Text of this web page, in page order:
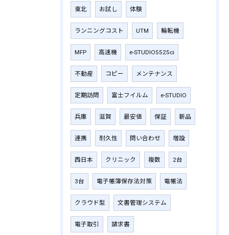
東北 お試し 体験
ランニングコスト UTM 輪転機
MFP 高速機 e-STUDIO5525ci
不動産 コピー メンテナンス
定期訪問 富士フイルム e-STUDIO
兵庫 滋賀 最安値 保証 新品
連携 耐久性 問い合わせ 増設
西日本 クリニック 複数 2台
3台 電子帳簿保存法対策 電帳法
クラウド型 文書管理システム
電子取引 請求書